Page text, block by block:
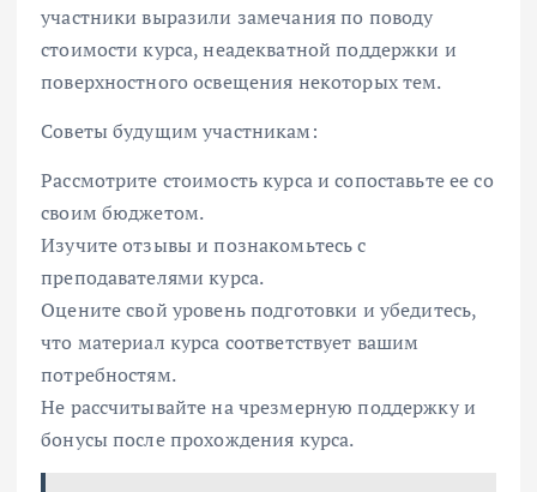
участники выразили замечания по поводу
стоимости курса, неадекватной поддержки и
поверхностного освещения некоторых тем.
Советы будущим участникам:
Рассмотрите стоимость курса и сопоставьте ее со
своим бюджетом.
Изучите отзывы и познакомьтесь с
преподавателями курса.
Оцените свой уровень подготовки и убедитесь,
что материал курса соответствует вашим
потребностям.
Не рассчитывайте на чрезмерную поддержку и
бонусы после прохождения курса.